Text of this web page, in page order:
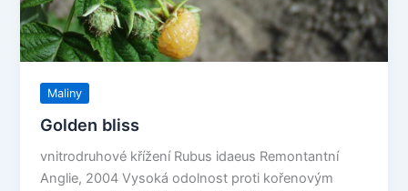
Maliny
Golden bliss
vnitrodruhové křížení Rubus idaeus Remontantní
Anglie, 2004 Vysoká odolnost proti kořenovým